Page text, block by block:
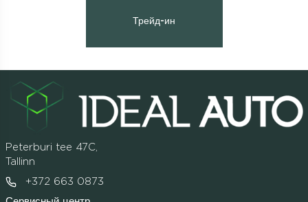
Трейд-ин
Peterburi tee 47C,
Tallinn
+372 663 0873